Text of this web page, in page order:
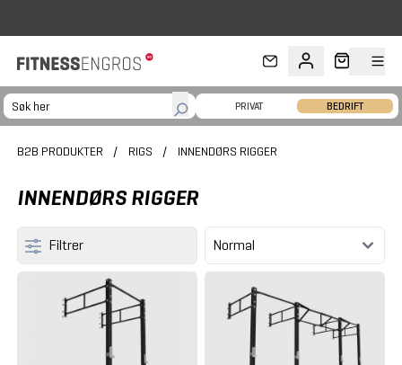
PRIVAT BEDRIFT
B2B PRODUKTER / RIGS / INNENDØRS RIGGER
INNENDØRS RIGGER
Filtrer